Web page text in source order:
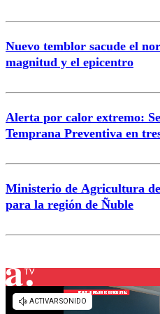
Nuevo temblor sacude el
magnitud y el epicentro
Alerta por calor extremo:
Temprana Preventiva en
Ministerio de Agricultura
para la región de Ñuble